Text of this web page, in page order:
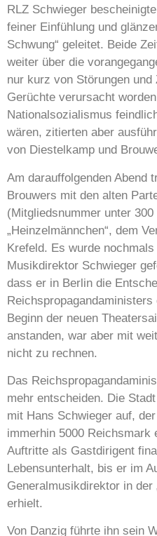
RLZ Schwieger
feiner Einfühlung und
Schwung“ geleitet. Beide
weiter über die
nur kurz von Störungen
Gerüchte verursacht
Nationalsozialismus
wären, zitierten aber
von Diestelkamp und
Am darauffolgenden Abend
Brouwers mit den alten
(Mitgliedsnummer unter
„Heinzelmännchen“, dem
Krefeld. Es wurde
Musikdirektor Schwieger
dass er in Berlin die
Beginn der neuen
anstanden, war aber mit
nicht zu rechnen.
Das
mehr entscheiden. Die
mit Hans Schwieger auf,
immerhin 5000 Reichsmark
Auftritte als Gastdirigent
Lebensunterhalt, bis er im
Generalmusikdirektor in der
erhielt.
Von Danzig führte ihn sein